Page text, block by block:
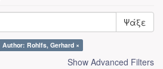
Ψάξε
Author: Rohlfs, Gerhard ×
Show Advanced Filters